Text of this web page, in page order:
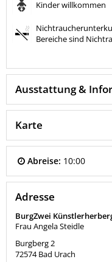
Kinder willkommen
Bereiche sind
Ausstattung &
Karte
Abreise: 10:00
Adresse
BurgZwei
Frau Angela Steidle
Burgberg 2
72574 Bad Urach